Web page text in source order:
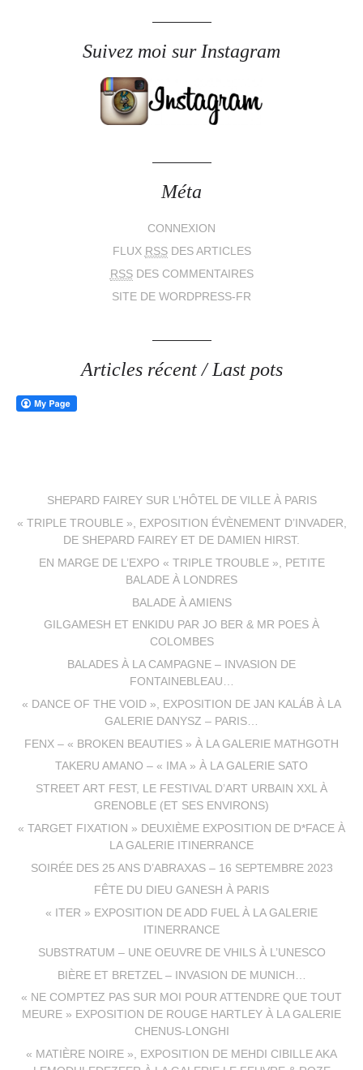
Suivez moi sur Instagram
Méta
CONNEXION
FLUX RSSDES ARTICLES
RSSDES COMMENTAIRES
SITE DE WORDPRESS-FR
Articles récent / Last pots
SHEPARD FAIREY SUR L’HÔTEL DE VILLE À PARIS
« TRIPLE TROUBLE », EXPOSITION ÉVÈNEMENT D’INVADER,
DE SHEPARD FAIREY ET DE DAMIEN HIRST.
EN MARGE DE L’EXPO « TRIPLE TROUBLE », PETITE
BALADE À LONDRES
BALADE À AMIENS
GILGAMESH ET ENKIDU PAR JO BER & MR POES À
COLOMBES
BALADES À LA CAMPAGNE – INVASION DE
FONTAINEBLEAU…
« DANCE OF THE VOID », EXPOSITION DE JAN KALÁB À LA
GALERIE DANYSZ – PARIS…
FENX – « BROKEN BEAUTIES » À LA GALERIE MATHGOTH
TAKERU AMANO – « IMA » À LA GALERIE SATO
STREET ART FEST, LE FESTIVAL D’ART URBAIN XXL À
GRENOBLE (ET SES ENVIRONS)
« TARGET FIXATION » DEUXIÈME EXPOSITION DE D*FACE À
LA GALERIE ITINERRANCE
SOIRÉE DES 25 ANS D’ABRAXAS – 16 SEPTEMBRE 2023
FÊTE DU DIEU GANESH À PARIS
« ITER » EXPOSITION DE ADD FUEL À LA GALERIE
ITINERRANCE
SUBSTRATUM – UNE OEUVRE DE VHILS À L’UNESCO
BIÈRE ET BRETZEL – INVASION DE MUNICH…
« NE COMPTEZ PAS SUR MOI POUR ATTENDRE QUE TOUT
MEURE » EXPOSITION DE ROUGE HARTLEY À LA GALERIE
CHENUS-LONGHI
« MATIÈRE NOIRE », EXPOSITION DE MEHDI CIBILLE AKA